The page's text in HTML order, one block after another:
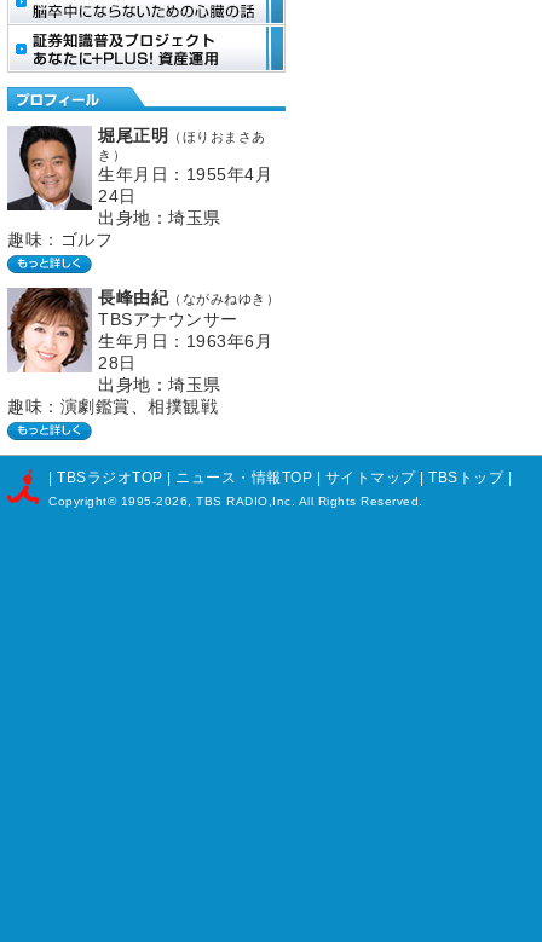
堀尾正明
（ほりおまさあ
き）
生年月日：1955年4月
24日
出身地：埼玉県
趣味：ゴルフ
長峰由紀（ながみねゆき）
TBSアナウンサー
生年月日：1963年6月
28日
出身地：埼玉県
趣味：演劇鑑賞、相撲観戦
TBSラジオTOP ニュース・情報TOP サイトマップ TBSトップ|
Copyright© 1995-2026, TBS RADIO,Inc. All Rights Reserved.